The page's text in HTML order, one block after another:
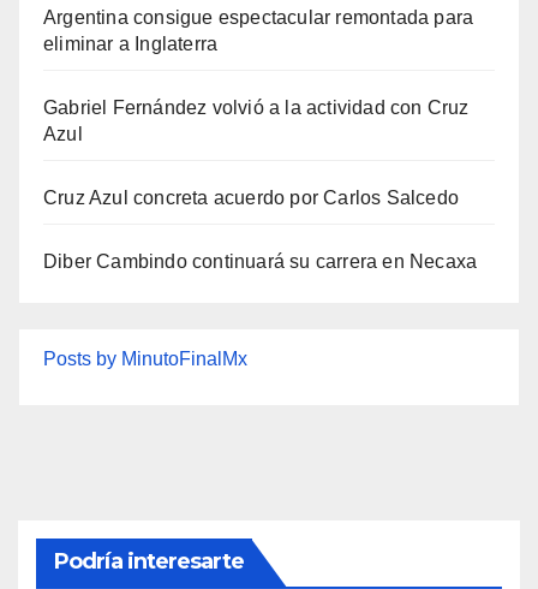
Argentina consigue espectacular remontada para
eliminar a Inglaterra
Gabriel Fernández volvió a la actividad con Cruz
Azul
Cruz Azul concreta acuerdo por Carlos Salcedo
Diber Cambindo continuará su carrera en Necaxa
Posts by MinutoFinalMx
Podría interesarte